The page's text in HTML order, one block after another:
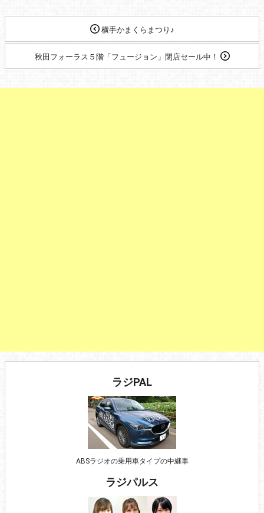
横手かまくらまつり♪
秋田フォーラス５階「フュージョン」閉店セール中！
ラジPAL
ABSラジオの乗用車タイプの中継車
ラジパルス